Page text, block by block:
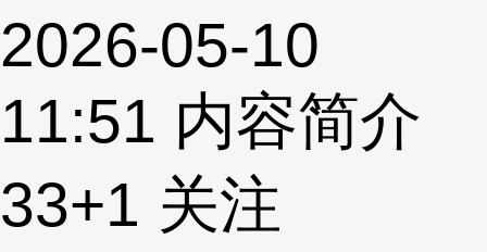
2026-05-10
11:51 内容简介
33+1 关注